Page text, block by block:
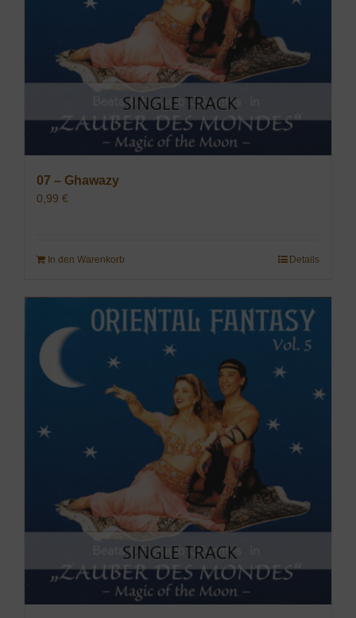
07 – Ghawazy
0,99 €
In den Warenkorb Details